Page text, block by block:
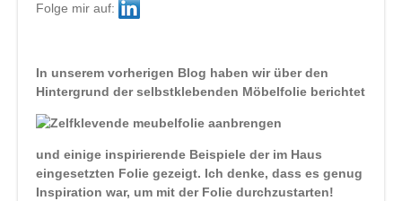
Folge mir auf:
In unserem vorherigen Blog haben wir über den
Hintergrund der selbstklebenden Möbelfolie berichtet
und einige inspirierende Beispiele der im Haus
eingesetzten Folie gezeigt. Ich denke, dass es genug
Inspiration war, um mit der Folie durchzustarten!